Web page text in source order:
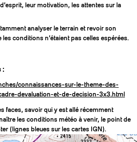
leur motivation, les attentes sur la
analyser le terrain et revoir son
les conditions n’étaient pas celles espérées.
:
connaissances-sur-le-theme-des-
devaluation-et-de-decision-3x3.html
faces, savoir qui y est allé récemment
les conditions météo à venir, le point de
(lignes bleues sur les cartes IGN).